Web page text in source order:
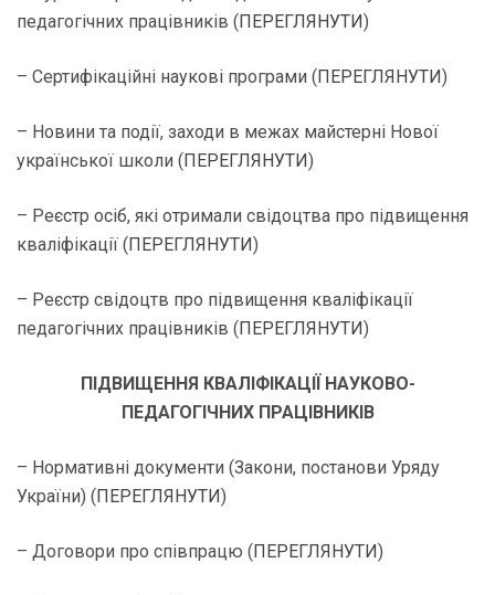
педагогічних працівників (ПЕРЕГЛЯНУТИ)
– Сертифікаційні наукові програми (ПЕРЕГЛЯНУТИ)
– Новини та події, заходи в межах майстерні Нової
української школи (ПЕРЕГЛЯНУТИ)
– Реєстр осіб, які отримали свідоцтва про підвищення
кваліфікації (ПЕРЕГЛЯНУТИ)
– Реєстр свідоцтв про підвищення кваліфікації
педагогічних працівників (ПЕРЕГЛЯНУТИ)
ПІДВИЩЕННЯ КВАЛІФІКАЦІЇ НАУКОВО-
ПЕДАГОГІЧНИХ ПРАЦІВНИКІВ
– Нормативні документи (Закони, постанови Уряду
України) (ПЕРЕГЛЯНУТИ)
– Договори про співпрацю (ПЕРЕГЛЯНУТИ)